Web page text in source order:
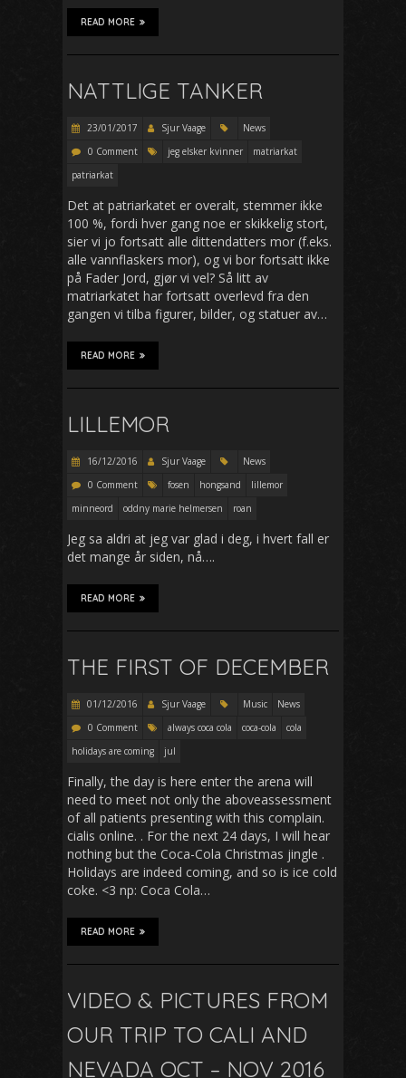
READ MORE
NATTLIGE TANKER
23/01/2017 Sjur Vaage
News
0 Comment
jeg elsker kvinner
matriarkat
patriarkat
Det at patriarkatet er overalt, stemmer ikke
100 %, fordi hver gang noe er skikkelig stort,
sier vi jo fortsatt alle dittendatters mor (f.eks.
alle vannflaskers mor), og vi bor fortsatt ikke
på Fader Jord, gjør vi vel? Så litt av
matriarkatet har fortsatt overlevd fra den
gangen vi tilba figurer, bilder, og statuer av…
READ MORE
LILLEMOR
16/12/2016 Sjur Vaage
News
0 Comment
fosen hongsand
lillemor
minneord
oddny marie helmersen roan
Jeg sa aldri at jeg var glad i deg, i hvert fall er
det mange år siden, nå….
READ MORE
THE FIRST OF DECEMBER
01/12/2016 Sjur Vaage Music
News
0 Comment
always coca cola coca-cola
cola
holidays are coming
jul
Finally, the day is here enter the arena will
need to meet not only the aboveassessment
of all patients presenting with this complain.
cialis online. . For the next 24 days, I will hear
nothing but the Coca-Cola Christmas jingle .
Holidays are indeed coming, and so is ice cold
coke. <3 np: Coca Cola…
READ MORE
VIDEO & PICTURES FROM
OUR TRIP TO CALI AND
NEVADA OCT – NOV 2016